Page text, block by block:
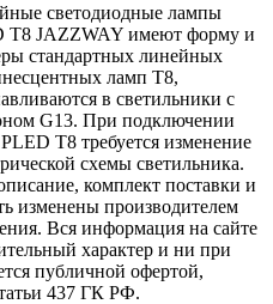
светодиодные лампы
Т8 JAZZWAY имеют форму и
стандартных линейных
ламп Т8,
в светильники с
G13. При подключении
Т8 требуется изменение
схемы светильника.
комплект поставки и
изменены производителем
Вся информация на сайте
характер и ни при
публичной офертой,
437 ГК РФ.